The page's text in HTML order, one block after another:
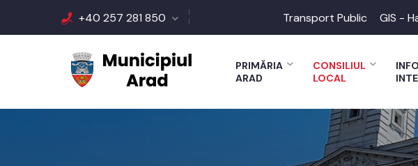
+40 257 281 850 Transport Public GIS -
PRIMĂRIA
ARAD
CONSILIUL
LOCAL